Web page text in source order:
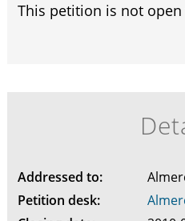
This petition is not
Addressed to:
Petition desk: